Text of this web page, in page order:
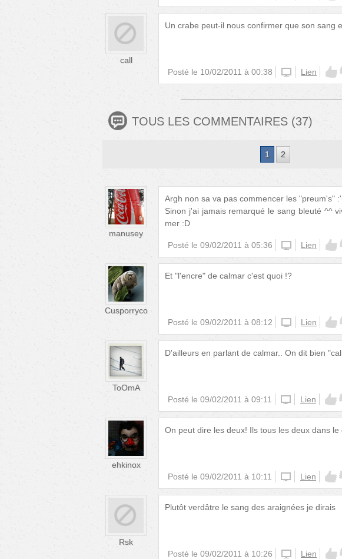
call
Un crabe peut-il nous confirmer que son sang
Posté le 10/02/2011 à 00:38 unknown
Lien
TOUS LES COMMENTAIRES (37)
1 2
manusey
Argh non sa va pas commencer les "preum's"
Sinon j'ai jamais remarqué le sang bleuté ^^
mer :D
Posté le 09/02/2011 à 05:36 unknown
Lien
Cusporryco
Et "l'encre" de calmar c'est quoi !?
Posté le 09/02/2011 à 08:12 unknown
Lien
ToOmA
D'ailleurs en parlant de calmar.. On dit bien
Posté le 09/02/2011 à 09:11 unknown
Lien
ehkinox
On peut dire les deux! Ils tous les deux dans le
Posté le 09/02/2011 à 10:11 unknown
Lien
Rsk
Plutôt verdâtre le sang des araignées je dirais
Posté le 09/02/2011 à 10:26 unknown
Lien